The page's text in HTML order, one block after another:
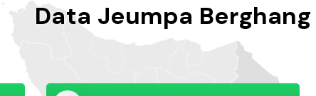
Data Jeumpa Berghang